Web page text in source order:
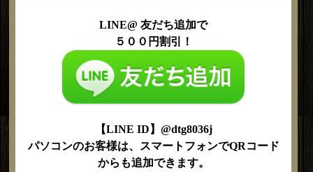
LINE@ 友だち追加で
５００円割引！
【LINE ID】@dtg8036j
パソコンのお客様は、スマートフォンでQRコード
からも追加できます。